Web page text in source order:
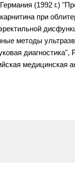
(1992 г.)
при
методы
диагностика",
медицинская